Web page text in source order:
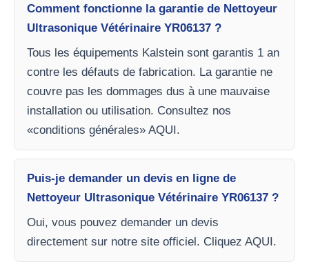
Comment fonctionne la garantie de Nettoyeur
Ultrasonique Vétérinaire YR06137 ?
Tous les équipements Kalstein sont garantis 1 an
contre les défauts de fabrication. La garantie ne
couvre pas les dommages dus à une mauvaise
installation ou utilisation. Consultez nos
«conditions générales» AQUI.
Puis-je demander un devis en ligne de
Nettoyeur Ultrasonique Vétérinaire YR06137 ?
Oui, vous pouvez demander un devis
directement sur notre site officiel. Cliquez AQUI.